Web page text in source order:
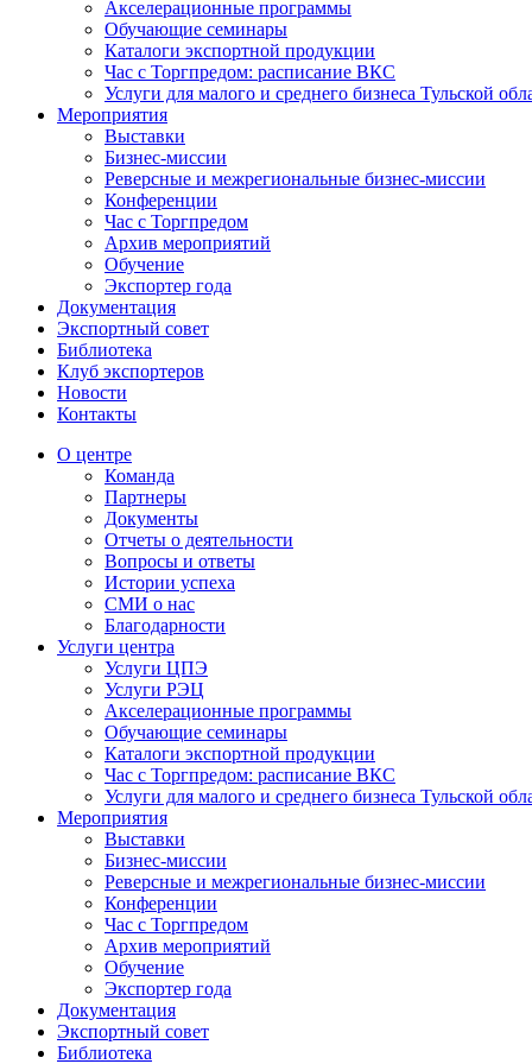
Акселерационные программы
Обучающие семинары
Каталоги экспортной продукции
Час с Торгпредом: расписание ВКС
Услуги для малого и среднего бизнеса Тульской
Мероприятия
Выставки
Бизнес-миссии
Реверсные и межрегиональные бизнес-миссии
Конференции
Час с Торгпредом
Архив мероприятий
Обучение
Экспортер года
Документация
Экспортный совет
Библиотека
Клуб экспортеров
Новости
Контакты
О центре
Команда
Партнеры
Документы
Отчеты о деятельности
Вопросы и ответы
Истории успеха
СМИ о нас
Благодарности
Услуги центра
Услуги ЦПЭ
Услуги РЭЦ
Акселерационные программы
Обучающие семинары
Каталоги экспортной продукции
Час с Торгпредом: расписание ВКС
Услуги для малого и среднего бизнеса Тульской
Мероприятия
Выставки
Бизнес-миссии
Реверсные и межрегиональные бизнес-миссии
Конференции
Час с Торгпредом
Архив мероприятий
Обучение
Экспортер года
Документация
Экспортный совет
Библиотека